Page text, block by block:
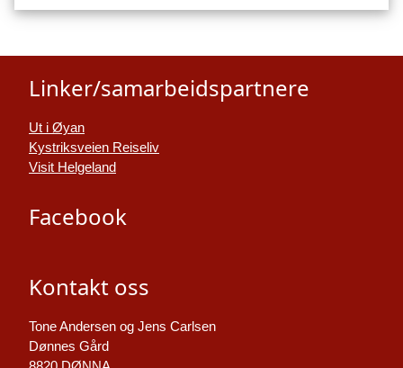
Linker/samarbeidspartnere
Ut i Øyan
Kystriksveien Reiseliv
Visit Helgeland
Facebook
Kontakt oss
Tone Andersen og Jens Carlsen
Dønnes Gård